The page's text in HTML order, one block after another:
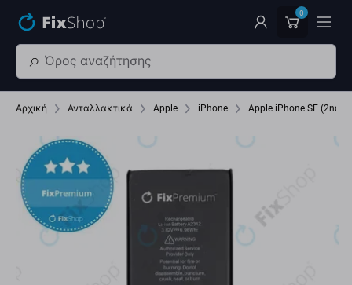
0
Αρχική Ανταλλακτικά Apple iPhone Apple iPhone SE (2nd